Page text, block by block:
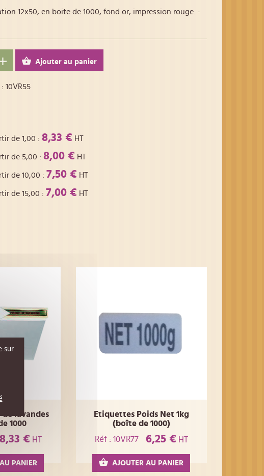
12x50, en boite de 1000, fond or, impression rouge. -
Ajouter au panier
: 10VR55
de 1,00 : 8,33 € HT
de 5,00 : 8,00 € HT
de 10,00 : 7,50 € HT
de 15,00 : 7,00 € HT
lavandes
1000
8,33 € HT
PANIER
Etiquettes Poids Net 1kg
(boîte de 1000)
Réf : 10VR77
6,25 € HT
AJOUTER AU PANIER
sur